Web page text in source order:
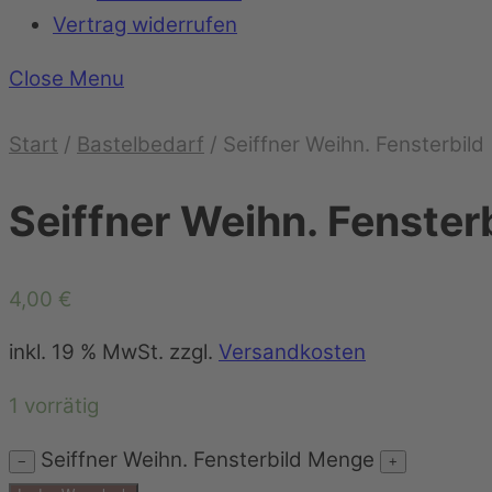
Vertrag widerrufen
Close Menu
Start / Bastelbedarf / Seiffner Weihn. Fensterbild
Seiffner Weihn.
4,00 €
inkl. 19 % MwSt. zzgl. Versandkosten
1 vorrätig
− Seiffner Weihn. Fensterbild Menge
+